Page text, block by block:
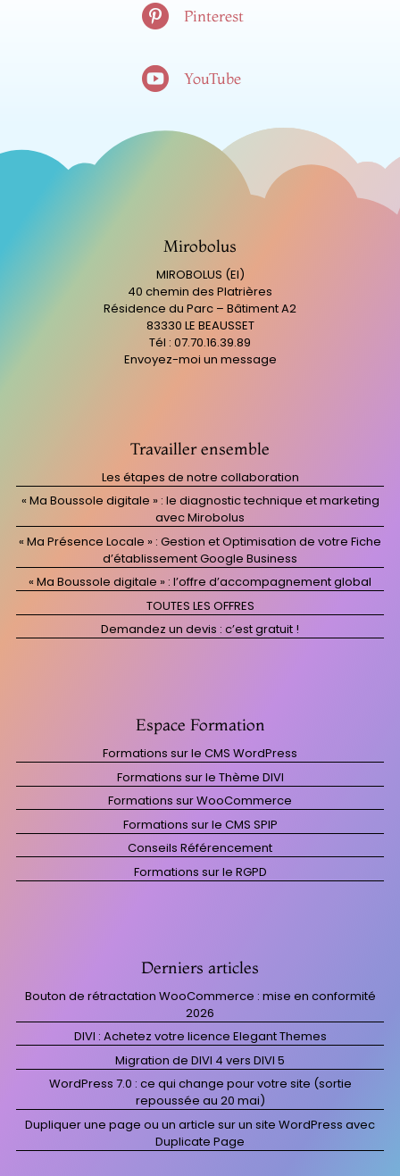
 Pinterest
 YouTube
Mirobolus
MIROBOLUS (EI)
40 chemin des Platrières
Résidence du Parc – Bâtiment A2
83330 LE BEAUSSET
Tél : 07.70.16.39.89
Envoyez-moi un message
Travailler ensemble
Les étapes de notre collaboration
« Ma Boussole digitale » : le diagnostic technique et marketing
avec Mirobolus
« Ma Présence Locale » : Gestion et Optimisation de votre Fiche
d’établissement Google Business
« Ma Boussole digitale » : l’offre d’accompagnement global
TOUTES LES OFFRES
Demandez un devis : c’est gratuit !
Espace Formation
Formations sur le CMS WordPress
Formations sur le Thème DIVI
Formations sur WooCommerce
Formations sur le CMS SPIP
Conseils Référencement
Formations sur le RGPD
Derniers articles
Bouton de rétractation WooCommerce : mise en conformité
2026
DIVI : Achetez votre licence Elegant Themes
Migration de DIVI 4 vers DIVI 5
WordPress 7.0 : ce qui change pour votre site (sortie
repoussée au 20 mai)
Dupliquer une page ou un article sur un site WordPress avec
Duplicate Page